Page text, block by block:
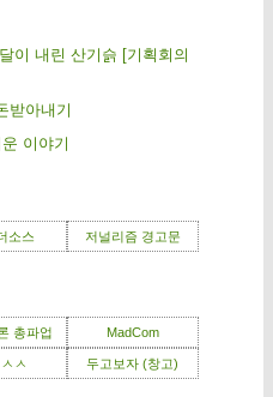
이 내린 산기슭 [기획회의
받아내기
이야기
소스 저널리즘 경고문
총파업 MadCom
ㅅ 두고보자 (창고)